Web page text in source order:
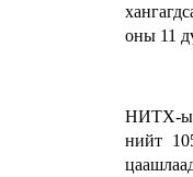
оны 11
НИТХ-ын
нийт